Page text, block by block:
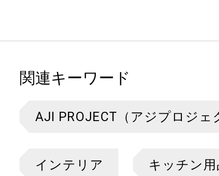
関連キーワード
AJI PROJECT（アジプロジェ
インテリア キッチン